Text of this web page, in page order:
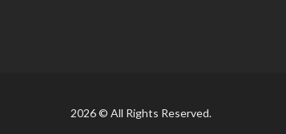
2026 © All Rights Reserved.